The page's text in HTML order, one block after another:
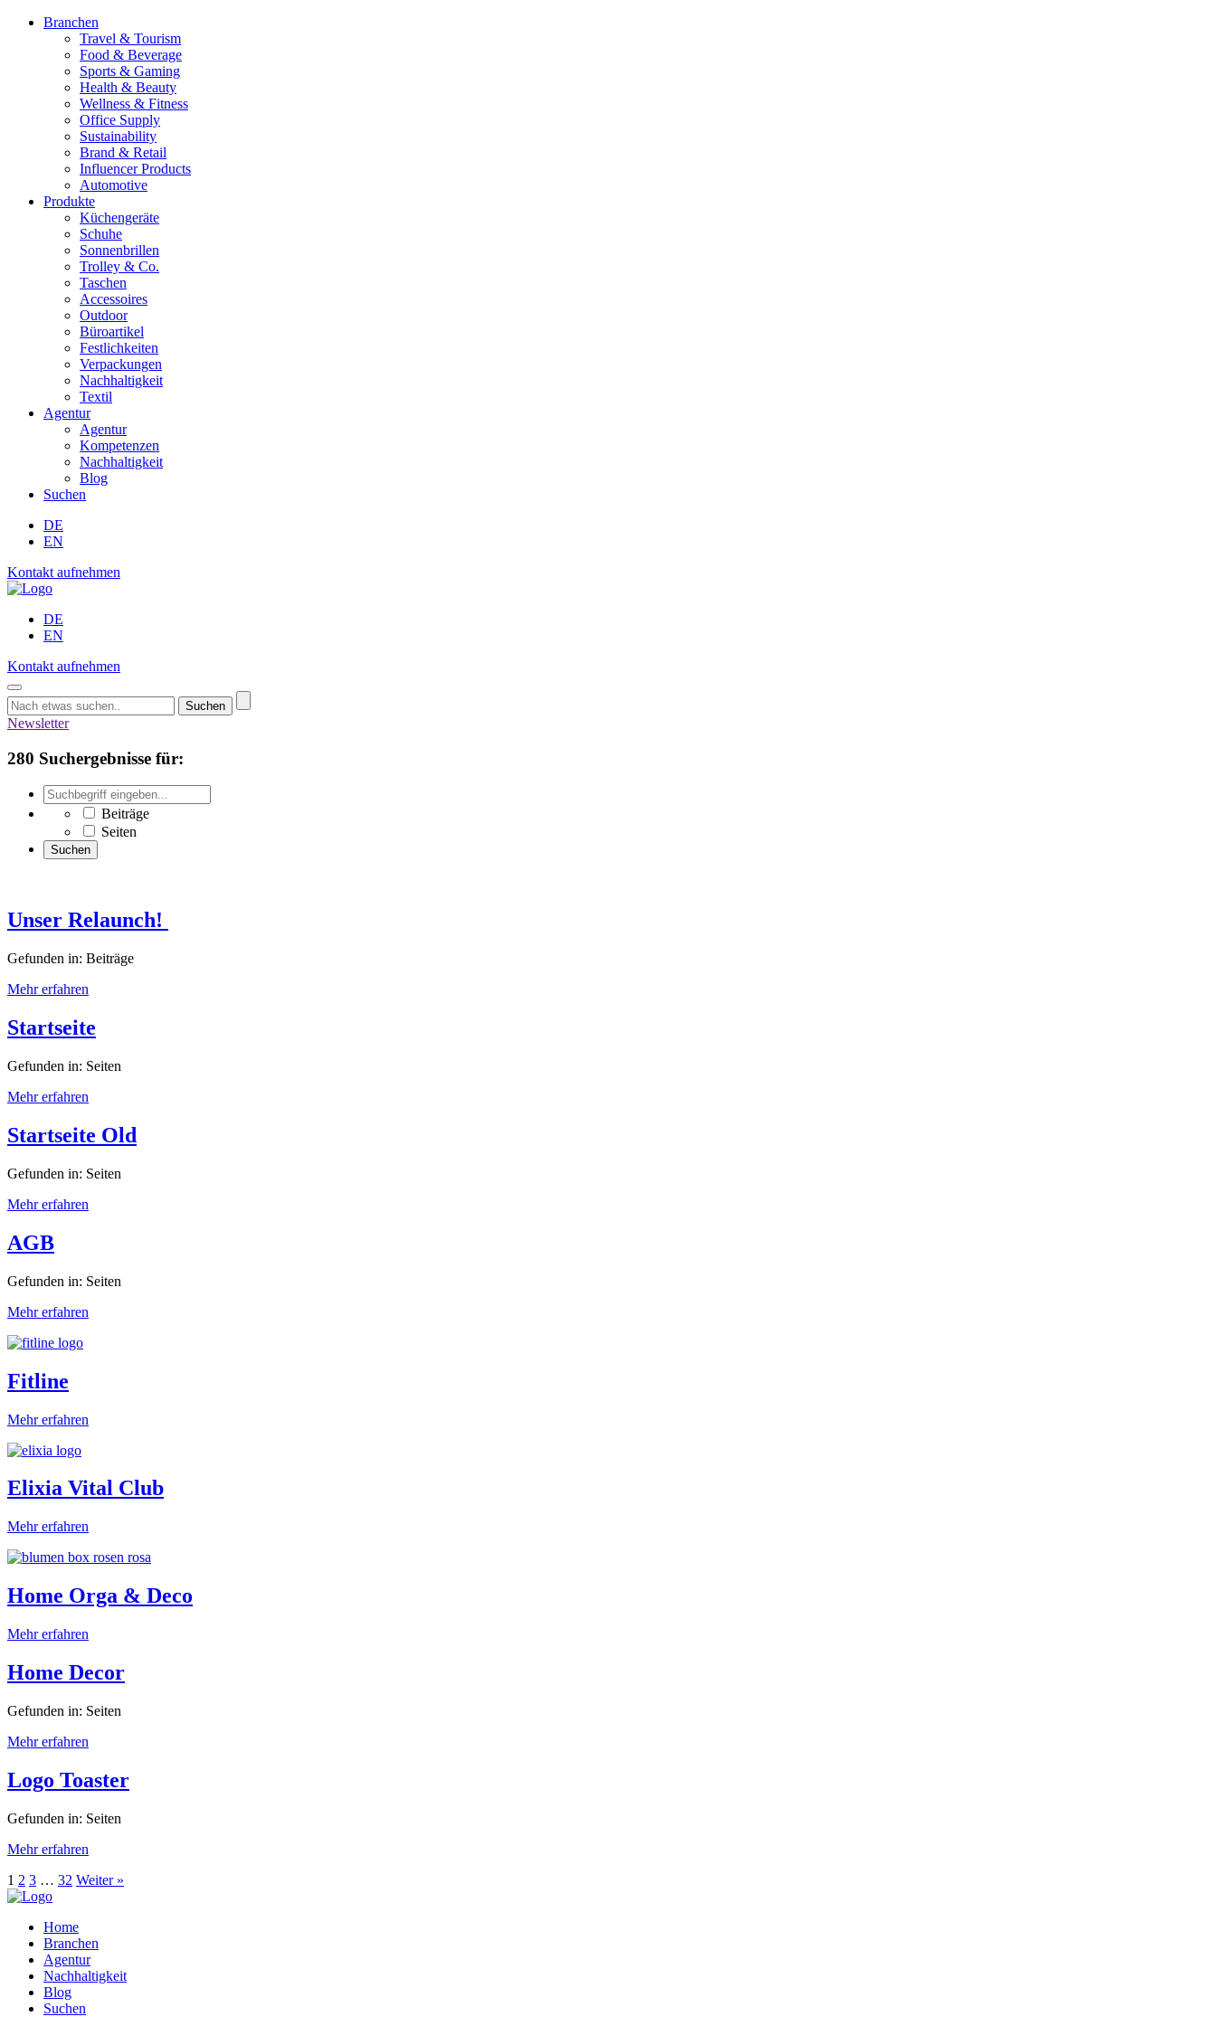
Branchen
Travel & Tourism
Food & Beverage
Sports & Gaming
Health & Beauty
Wellness & Fitness
Office Supply
Sustainability
Brand & Retail
Influencer Products
Automotive
Produkte
Küchengeräte
Schuhe
Sonnenbrillen
Trolley & Co.
Taschen
Accessoires
Outdoor
Büroartikel
Festlichkeiten
Verpackungen
Nachhaltigkeit
Textil
Agentur
Agentur
Kompetenzen
Nachhaltigkeit
Blog
Suchen
DE
EN
Kontakt aufnehmen
DE
EN
Kontakt aufnehmen
Suchen
Newsletter
280 Suchergebnisse für:
Beiträge
Seiten
Unser Relaunch!
Gefunden in: Beiträge
Mehr erfahren
Startseite
Gefunden in: Seiten
Mehr erfahren
Startseite Old
Gefunden in: Seiten
Mehr erfahren
AGB
Gefunden in: Seiten
Mehr erfahren
Fitline
Mehr erfahren
Elixia Vital Club
Mehr erfahren
Home Orga & Deco
Mehr erfahren
Home Decor
Gefunden in: Seiten
Mehr erfahren
Logo Toaster
Gefunden in: Seiten
Mehr erfahren
1 2 3 … 32 Weiter »
Home
Branchen
Agentur
Nachhaltigkeit
Blog
Suchen